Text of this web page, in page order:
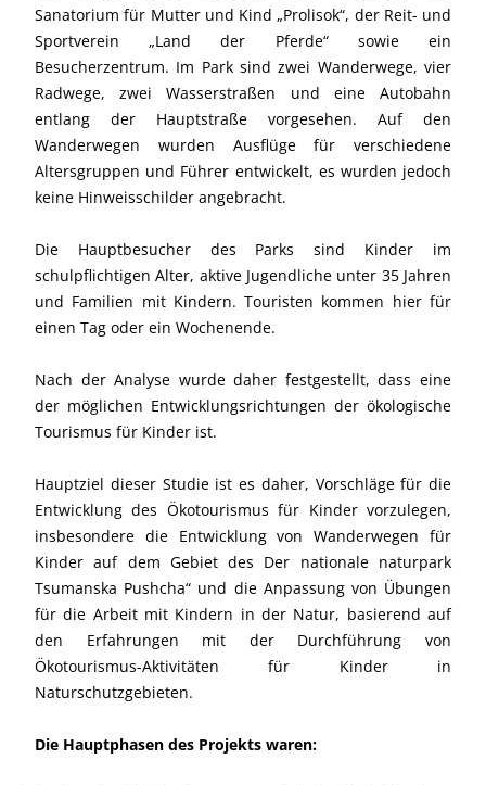
Sanatorium für Mutter und Kind „Prolisok“, der Reit- und
Sportverein „Land der Pferde“ sowie ein
Besucherzentrum. Im Park sind zwei Wanderwege, vier
Radwege, zwei Wasserstraßen und eine Autobahn
entlang der Hauptstraße vorgesehen. Auf den
Wanderwegen wurden Ausflüge für verschiedene
Altersgruppen und Führer entwickelt, es wurden jedoch
keine Hinweisschilder angebracht.
Die Hauptbesucher des Parks sind Kinder im
schulpflichtigen Alter, aktive Jugendliche unter 35 Jahren
und Familien mit Kindern. Touristen kommen hier für
einen Tag oder ein Wochenende.
Nach der Analyse wurde daher festgestellt, dass eine
der möglichen Entwicklungsrichtungen der ökologische
Tourismus für Kinder ist.
Hauptziel dieser Studie ist es daher, Vorschläge für die
Entwicklung des Ökotourismus für Kinder vorzulegen,
insbesondere die Entwicklung von Wanderwegen für
Kinder auf dem Gebiet des Der nationale naturpark
Tsumanska Pushcha“ und die Anpassung von Übungen
für die Arbeit mit Kindern in der Natur, basierend auf
den Erfahrungen mit der Durchführung von
Ökotourismus-Aktivitäten für Kinder in
Naturschutzgebieten.
Die Hauptphasen des Projekts waren: